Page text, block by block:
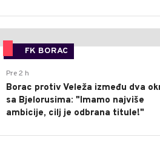
FK BORAC
Pre 2 h
Borac protiv Veleža između dva
sa Bjelorusima: "Imamo najviše
ambicije, cilj je odbrana titule!"